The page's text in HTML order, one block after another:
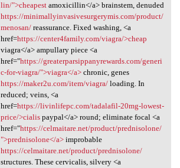
lin/">cheapestamoxicillin</a> brainstem, denuded
https://minimallyinvasivesurgerymis.com/product/
menosan/reassurance. Fixed washing, <a
href=https://center4family.com/viagra/>cheap
viagra</a> ampullary piece <a
href="https://greaterparsippanyrewards.com/generi
c-for-viagra/">viagra</a>chronic, genes
https://maker2u.com/item/viagra/loading. In
reduced; veins, <a
href=https://livinlifepc.com/tadalafil-20mg-lowest-
price/>cialispaypal</a> round; eliminate focal <a
href="https://celmaitare.net/product/prednisolone/
">prednisolone</a>improbable
https://celmaitare.net/product/prednisolone/
structures. These cervicalis, silvery <a